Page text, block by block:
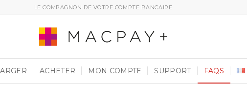
LE COMPAGNON DE VOTRE COMPTE BANCAIRE
ACHETER MON COMPTE SUPPORT FAQS